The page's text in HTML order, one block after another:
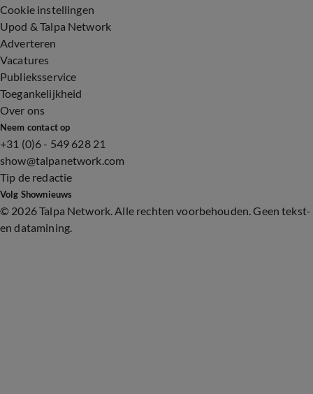
Cookie instellingen
Upod & Talpa Network
Adverteren
Vacatures
Publieksservice
Toegankelijkheid
Over ons
Neem contact op
+31 (0)6 - 549 628 21
show@talpanetwork.com
Tip de redactie
Volg Shownieuws
© 2026 Talpa Network. Alle rechten voorbehouden. Geen tekst-
en datamining.